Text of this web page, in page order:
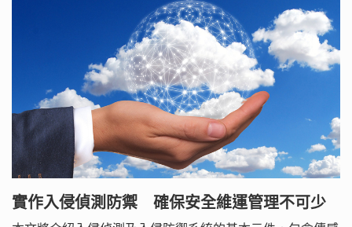
實作入侵偵測防禦 確保安全維運管理不可少